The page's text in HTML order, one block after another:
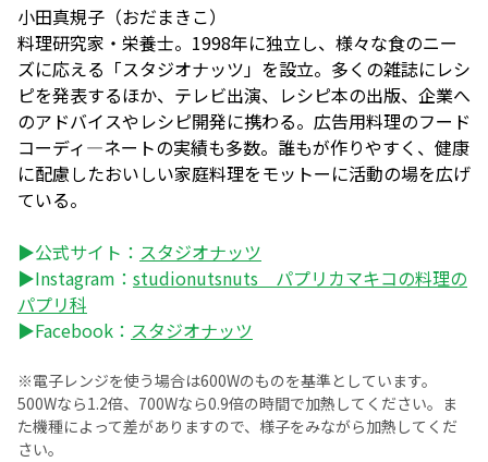
小田真規子（おだまきこ）
料理研究家・栄養士。1998年に独立し、様々な食のニー
ズに応える「スタジオナッツ」を設立。多くの雑誌にレシ
ピを発表するほか、テレビ出演、レシピ本の出版、企業へ
のアドバイスやレシピ開発に携わる。広告用料理のフード
コーディ―ネートの実績も多数。誰もが作りやすく、健康
に配慮したおいしい家庭料理をモットーに活動の場を広げ
ている。
▶公式サイト： スタジオナッツ
▶Instagram： studionutsnuts パプリカマキコの料理の
パプリ科
▶Facebook： スタジオナッツ
※電子レンジを使う場合は600Wのものを基準としています。
500Wなら1.2倍、700Wなら0.9倍の時間で加熱してください。ま
た機種によって差がありますので、様子をみながら加熱してくだ
さい。